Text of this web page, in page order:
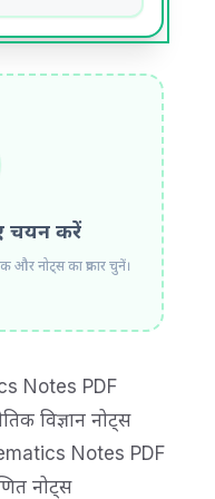
चयन करें
और नोट्स का प्रकार चुनें।
Notes PDF
विज्ञान नोट्स
Notes PDF
नोट्स